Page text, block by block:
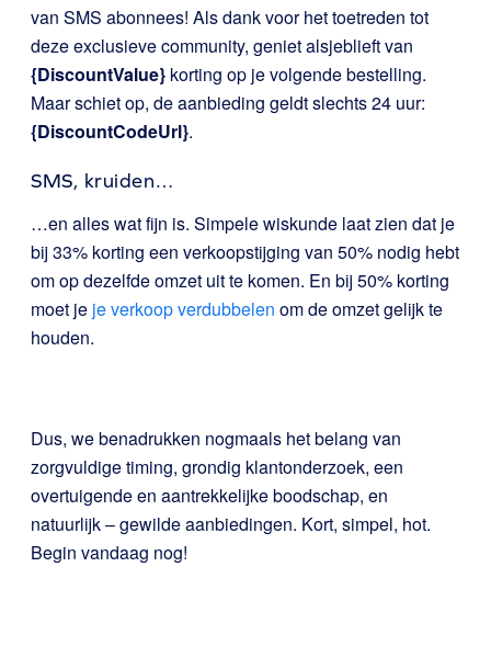
van SMS abonnees! Als dank voor het toetreden tot
deze exclusieve community, geniet alsjeblieft van
{DiscountValue} korting op je volgende bestelling.
Maar schiet op, de aanbieding geldt slechts 24 uur:
{DiscountCodeUrl}.
SMS, kruiden…
…en alles wat fijn is. Simpele wiskunde laat zien dat je
bij 33% korting een verkoopstijging van 50% nodig hebt
om op dezelfde omzet uit te komen. En bij 50% korting
moet je je verkoop verdubbelen om de omzet gelijk te
houden.
Dus, we benadrukken nogmaals het belang van
zorgvuldige timing, grondig klantonderzoek, een
overtuigende en aantrekkelijke boodschap, en
natuurlijk – gewilde aanbiedingen. Kort, simpel, hot.
Begin vandaag nog!